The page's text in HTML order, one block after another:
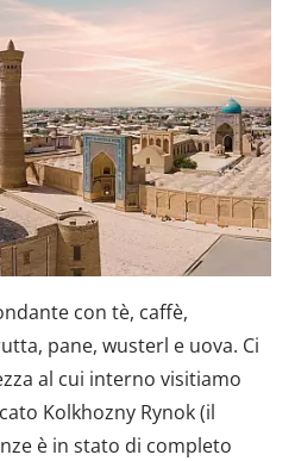
con tè, caffè,
pane, wusterl e uova. Ci
al cui interno visitiamo
Kolkhozny Rynok (il
è in stato di completo